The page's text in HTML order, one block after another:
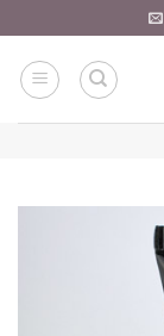
to
content